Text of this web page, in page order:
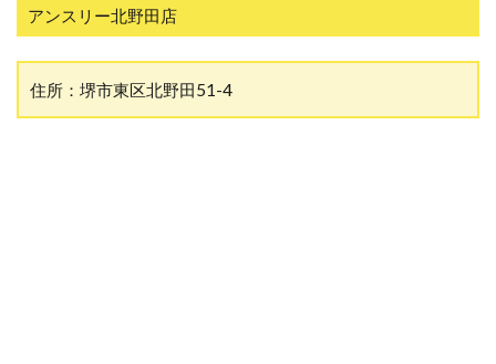
アンスリー北野田店
住所：堺市東区北野田51-4